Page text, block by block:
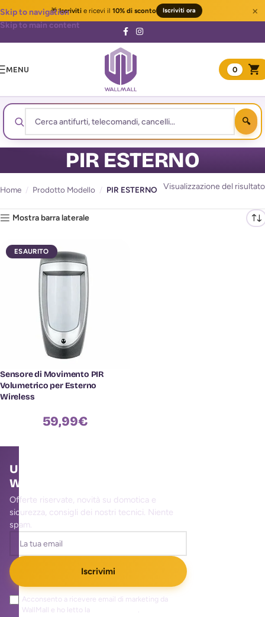
🎁Iscrivitie ricevi il 10% di sconto Iscriviti ora ×
Skip to navigation
Skip to main content
MENU 0
PIR ESTERNO
Home / Prodotto Modello / PIR ESTERNO Visualizzazione del risultato
Mostra barra laterale
ESAURITO
Sensore di Movimento PIR
Volumetrico per Esterno
Wireless
59,99€
Unisciti alla community
WallMall
Offerte riservate, novità su domotica e
sicurezza, consigli dei nostri tecnici. Niente
spam.
Iscrivimi
Acconsento a ricevere email di marketing da
WallMall e ho letto la
.